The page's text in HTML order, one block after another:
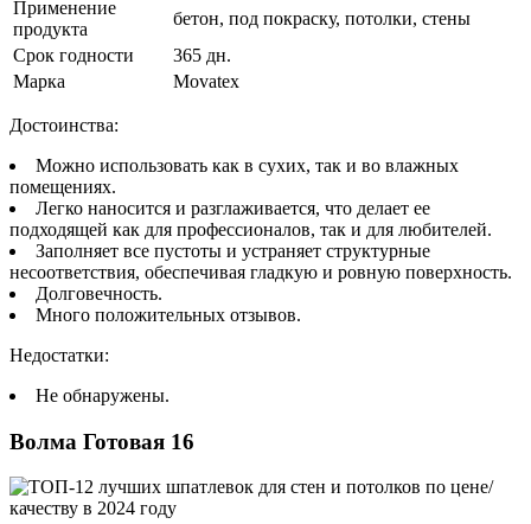
Применение
продукта
бетон, под покраску, потолки, стены
Срок годности
365 дн.
Марка
Movatex
Достоинства:
Можно использовать как в сухих, так и во влажных
помещениях.
Легко наносится и разглаживается, что делает ее
подходящей как для профессионалов, так и для любителей.
Заполняет все пустоты и устраняет структурные
несоответствия, обеспечивая гладкую и ровную поверхность.
Долговечность.
Много положительных отзывов.
Недостатки:
Не обнаружены.
Волма Готовая 16